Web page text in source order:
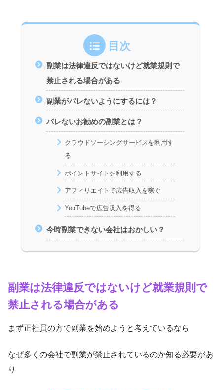
目次
副業は法律違反ではないけど就業規則で
禁止される場合がある
副業がバレないようにするには？
バレないお勧めの副業とは？
クラウドソーシングサービスを利用す
る
ポイントサイトを利用する
アフィリエイトで広告収入を稼ぐ
YouTubeで広告収入を得る
今時副業できない会社はおかしい？
副業は法律違反ではないけど就業規則で
禁止される場合がある
まず正社員の方で副業を始めようと考えているなら
なぜ多くの会社で副業が禁止されているのか知る必要があ
り